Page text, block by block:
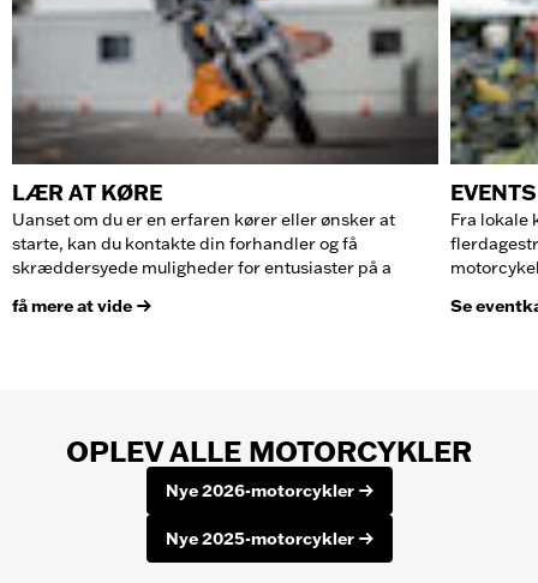
LÆR AT KØRE
Uanset om du er en erfaren kører eller ønsker at
starte, kan du kontakte din forhandler og få
skræddersyede muligheder for entusiaster på a
få mere at vide
EVENTS
Fra lokale
Se
OPLEV ALLE MOTORCYKLER
Nye 2026-motorcykler
Nye 2025-motorcykler